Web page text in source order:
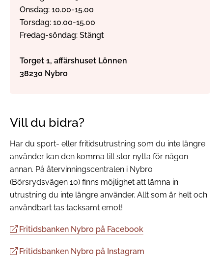
Onsdag: 10.00-15.00
Torsdag: 10.00-15.00
Fredag-söndag: Stängt
Torget 1, affärshuset Lönnen
38230 Nybro
Vill du bidra?
Har du sport- eller fritidsutrustning som du inte längre
använder kan den komma till stor nytta för någon
annan. På återvinningscentralen i Nybro
(Börsrydsvägen 10) finns möjlighet att lämna in
utrustning du inte längre använder. Allt som är helt och
användbart tas tacksamt emot!
Fritidsbanken Nybro på Facebook
Fritidsbanken Nybro på Instagram